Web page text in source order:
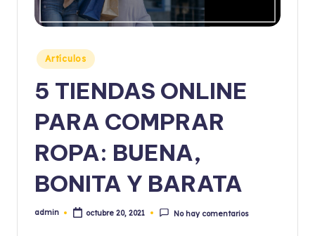
b
Publicado
en
Artículos
5 TIENDAS ONLINE
PARA COMPRAR
ROPA: BUENA,
BONITA Y BARATA
Publicado
admin octubre 20, 2021 No hay comentarios